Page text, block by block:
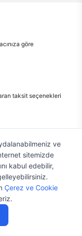
ÜRÜNLERİ
göre
taksit seçenekleri
servis seçenekleri
ve
sitemizde
kabul edebilir,
Çerez ve Cookie